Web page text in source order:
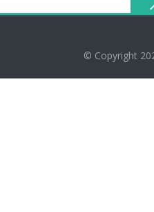
© Copyright